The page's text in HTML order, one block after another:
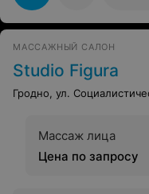
МАССАЖНЫЙ САЛОН
Studio Figura
Гродно, ул.
Массаж лица
Цена по запросу